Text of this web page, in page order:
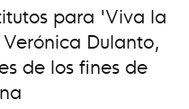
para 'Viva la
Dulanto,
de los fines de